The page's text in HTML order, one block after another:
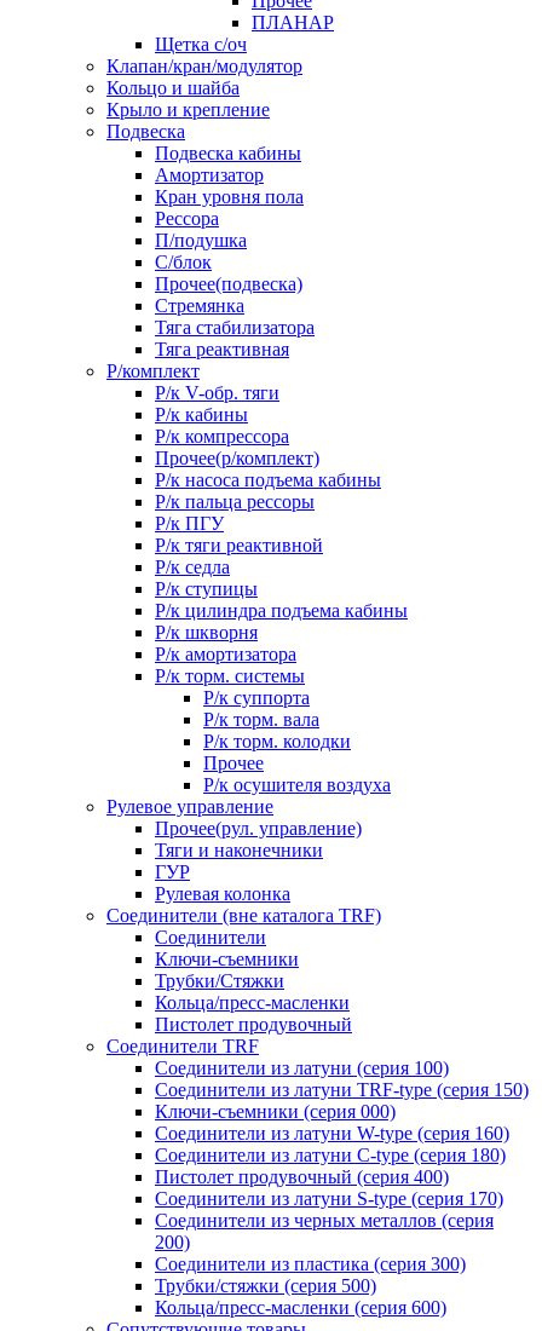
ПЛАНАР
Щетка с/оч
Клапан/кран/модулятор
Кольцо и шайба
Крыло и крепление
Подвеска
Подвеска кабины
Амортизатор
Кран уровня пола
Рессора
П/подушка
С/блок
Прочее(подвеска)
Стремянка
Тяга стабилизатора
Тяга реактивная
Р/комплект
Р/к V-обр. тяги
Р/к кабины
Р/к компрессора
Прочее(р/комплект)
Р/к насоса подъема кабины
Р/к пальца рессоры
Р/к ПГУ
Р/к тяги реактивной
Р/к седла
Р/к ступицы
Р/к цилиндра подъема кабины
Р/к шкворня
Р/к амортизатора
Р/к торм. системы
Р/к суппорта
Р/к торм. вала
Р/к торм. колодки
Прочее
Р/к осушителя воздуха
Рулевое управление
Прочее(рул. управление)
Тяги и наконечники
ГУР
Рулевая колонка
Соединители (вне каталога TRF)
Соединители
Ключи-cъемники
Трубки/Стяжки
Кольца/пресс-масленки
Пистолет продувочный
Соединители TRF
Соединители из латуни (серия 100)
Соединители из латуни TRF-type (серия 150)
Ключи-съемники (серия 000)
Соединители из латуни W-type (серия 160)
Соединители из латуни С-type (серия 180)
Пистолет продувочный (серия 400)
Соединители из латуни S-type (серия 170)
Соединители из черных металлов (серия
200)
Соединители из пластика (серия 300)
Трубки/стяжки (серия 500)
Кольца/пресс-масленки (серия 600)